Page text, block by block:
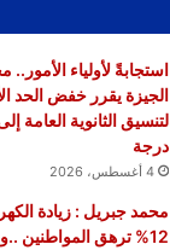
استجابةً لأولياء الأمور..
الجيزة يقرر خفض الحد
درجة
4 أغسطس، 2026
محمد جبريل : زيادة
12% ترهق المواطنين